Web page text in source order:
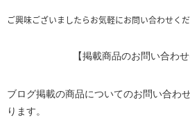
ご興味ございましたらお気軽にお問い合わせくだ
【掲載商品のお問い合わせ
ブログ掲載の商品についてのお問い合わ
ります。